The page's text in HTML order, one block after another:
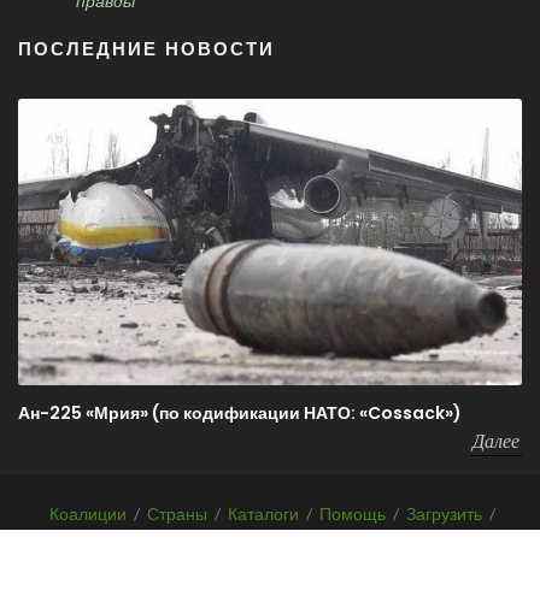
ПОСЛЕДНИЕ НОВОСТИ
Ан-225 «Мрия» (по кодификации НАТО: «Cossack»)
Далее
Коалиции / Страны / Каталоги / Помощь / Загрузить /